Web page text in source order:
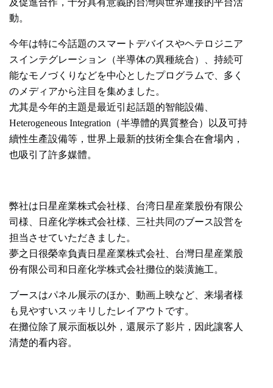
及促進合作，十分具有意義的台灣與世界連接的平台活
動。
今年は特に今話題のスマートデバイスやヘテロジニア
スインテグレーション（半導体の異種統合）、持続可
能なモノづくりなどを中心としたプログラムで、多く
のメディアから注目を集めました。
尤其是今年的主題是最近引起話題的智能設備、
Heterogeneous Integration（半導體的異質整合）以及可持
續性生產設備等，世界上最新的技術全集合在會場內，
也吸引了許多媒體。
弊社は日星産業株式会社様、台湾日星産業股份有限公
司様、日産化学株式会社様、三社共同のブース設営を
担当させていただきました。
夢之日很榮幸負責日星産業株式会社、台灣日星産業股
份有限公司和日産化学株式会社攤位的裝潢施工。
ブースはパネル展示のほか、動画上映など、来場者様
も見やすいスッキリしたレイアウトです。
在攤位除了展示面板以外，還展示了影片，因此讓客人
清楚的看内容。